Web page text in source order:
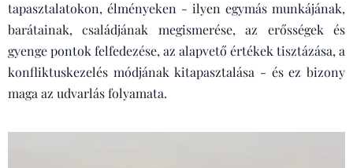
tapasztalatokon, élményeken - ilyen egymás munkájának,
barátainak, családjának megismerése, az erősségek és
gyenge pontok felfedezése, az alapvető értékek tisztázása, a
konfliktuskezelés módjának kitapasztalása - és ez bizony
maga az udvarlás folyamata.